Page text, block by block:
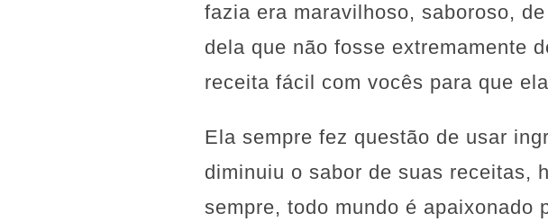
fazia era maravilhoso, saboroso,
dela que não fosse extremamente
receita fácil com vocês para que
Ela sempre fez questão de usar
diminuiu o sabor de suas receitas,
sempre, todo mundo é apaixonado